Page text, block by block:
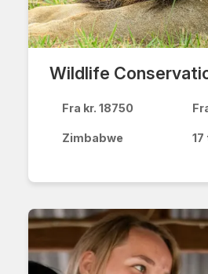
Wildlife
Fra kr. 18750
Zimbabwe 17